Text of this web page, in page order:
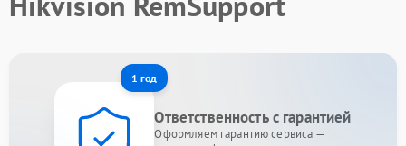
1 год
Ответственность с гарантией
Оформляем гарантию сервиса —